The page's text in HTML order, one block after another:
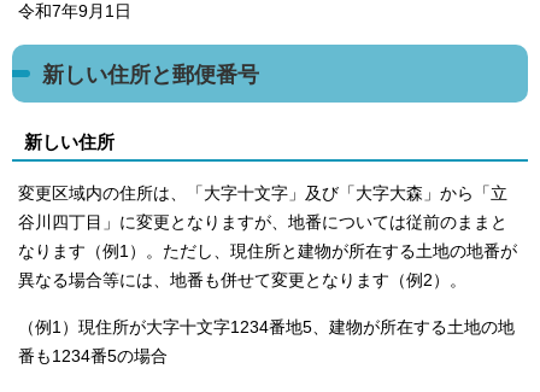
令和7年9月1日
新しい住所と郵便番号
新しい住所
変更区域内の住所は、「大字十文字」及び「大字大森」から「立
谷川四丁目」に変更となりますが、地番については従前のままと
なります（例1）。ただし、現住所と建物が所在する土地の地番が
異なる場合等には、地番も併せて変更となります（例2）。
（例1）現住所が大字十文字1234番地5、建物が所在する土地の地
番も1234番5の場合